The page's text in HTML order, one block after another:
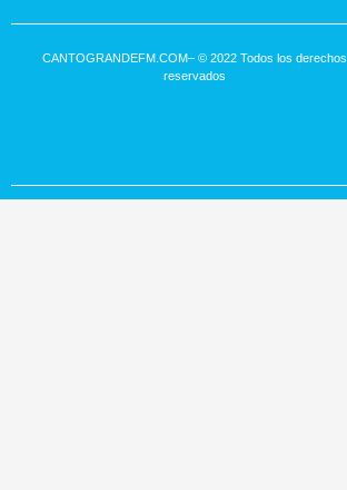
CANTOGRANDEFM.COM– © 2022 Todos los derechos
reservados